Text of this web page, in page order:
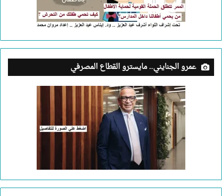
عمرو الجنايني.. مايسترو القطاع المصرفي